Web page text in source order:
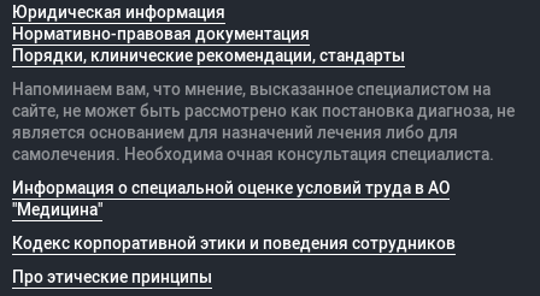
Юридическая информация
Нормативно-правовая документация
Порядки, клинические рекомендации, стандарты
Напоминаем вам, что мнение, высказанное специалистом на
сайте, не может быть рассмотрено как постановка диагноза, не
является основанием для назначений лечения либо для
самолечения. Необходима очная консультация специалиста.
Информация о специальной оценке условий труда в АО
"Медицина"
Кодекс корпоративной этики и поведения сотрудников
Про этические принципы